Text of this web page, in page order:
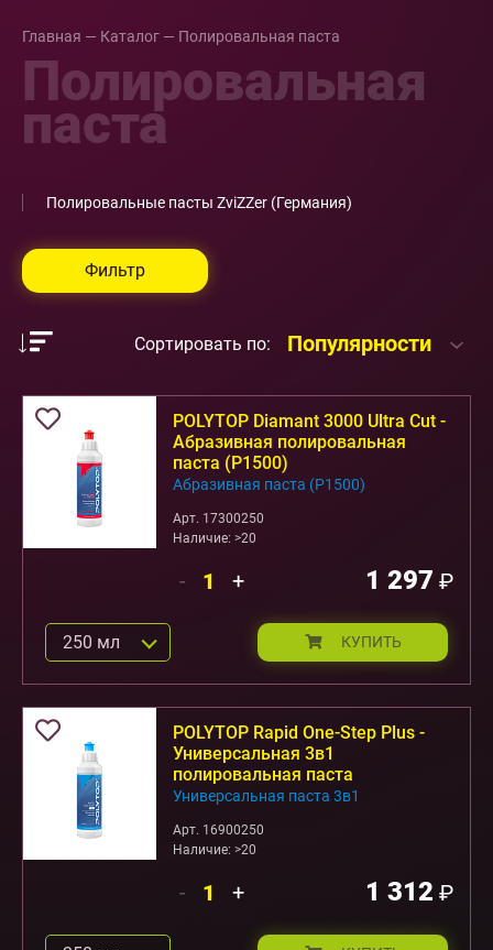
Главная — Каталог — Полировальная паста
Полировальная
паста
Полировальные пасты ZviZZer (Германия)
Фильтр
Сортировать по: Популярности
POLYTOP Diamant 3000 Ultra Cut -
Абразивная полировальная
паста (P1500)
Абразивная паста (P1500)
Арт. 17300250
Наличие: >20
- + 1 297 ₽
250 мл КУПИТЬ
POLYTOP Rapid One-Step Plus -
Универсальная 3в1
полировальная паста
Универсальная паста 3в1
Арт. 16900250
Наличие: >20
- + 1 312 ₽